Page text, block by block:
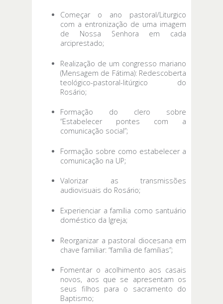
Começar o ano pastoral/Liturgico
com a entronização de uma imagem
de Nossa Senhora em cada
arciprestado;
Realização de um congresso mariano
(Mensagem de Fátima): Redescoberta
teológico-pastoral-litúrgico do
Rosário;
Formação do clero sobre
“Estabelecer pontes com a
comunicação social”;
Formação sobre como estabelecer a
comunicação na UP;
Valorizar as transmissões
audiovisuais do Rosário;
Experienciar a família como santuário
doméstico da Igreja;
Reorganizar a pastoral diocesana em
chave familiar: “família de famílias”;
Fomentar o acolhimento aos casais
novos, aos que se apresentam os
seus filhos para o sacramento do
Baptismo;